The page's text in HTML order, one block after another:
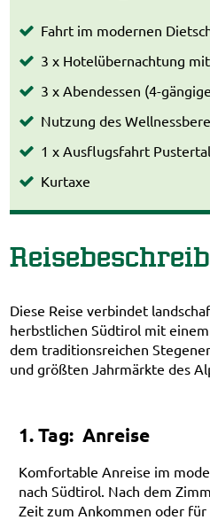
Diese Reise verbindet
herbstlichen Südtirol mit
dem traditionsreichen
und größten Jahrmärkte des
1. Tag: Anreise
Komfortable Anreise im
nach Südtirol. Nach dem
Zeit zum Ankommen oder
Fahrt im modernen
3 x Hotelübernachtung
3 x Abendessen (4-
Nutzung des
1 x Ausflugsfahrt Pustertal
Kurtaxe